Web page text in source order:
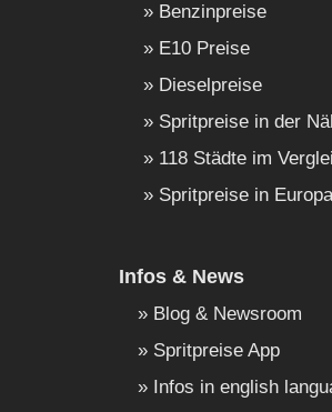
Benzinpreise
E10 Preise
Dieselpreise
Spritpreise in der
118 Städte im
Spritpreise in Europa
Infos & News
Blog & Newsroom
Spritpreise App
Infos in english